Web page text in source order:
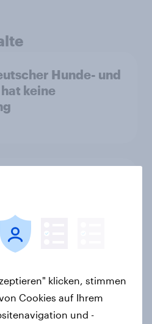
Hunde- und
keine
klicken, stimmen
Cookies auf Ihrem
und -